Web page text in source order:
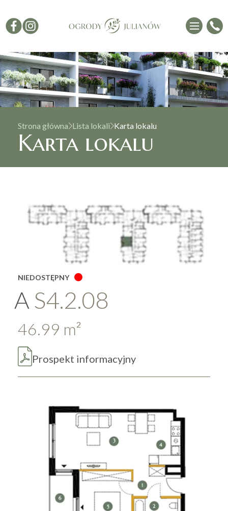
Strona główna Lista lokali Karta lokalu
Karta lokalu
NIEDOSTĘPNY
A S4.2.08
46.99 m2
Prospekt informacyjny